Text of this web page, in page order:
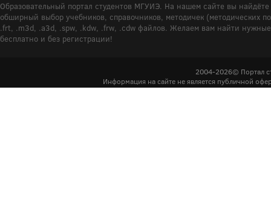
Образовательный портал студентов МГУИЭ. На нашем сайте вы
обширный выбор учебников, справочников, методичек (методических
.frt, .m3d, .a3d, .spw, .kdw, .frw, .cdw файлов. Желаем вам найти
бесплатно и без регистрации!
2004-2026© Портал
Информация на сайте не является публичной